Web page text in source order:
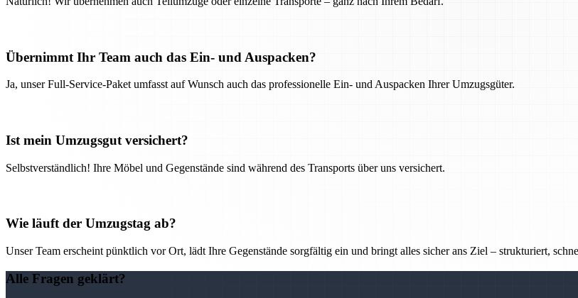
Übernimmt Ihr Team auch das Ein- und Auspacken?
Ja, unser Full-Service-Paket umfasst auf Wunsch auch das professionelle Ein- und Auspacken Ihrer Umzugsgüter.
Ist mein Umzugsgut versichert?
Selbstverständlich! Ihre Möbel und Gegenstände sind während des Transports über uns versichert.
Wie läuft der Umzugstag ab?
Unser Team erscheint pünktlich vor Ort, lädt Ihre Gegenstände sorgfältig ein und bringt alles sicher ans Ziel – strukturiert,
Alle Fragen geklärt?